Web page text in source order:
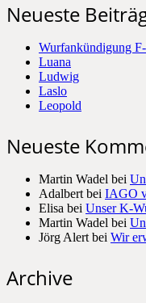
Neueste
Wurfankündigung
Luana
Ludwig
Laslo
Leopold
Neueste
Martin Wadel bei
Adalbert bei IAGO
Elisa bei Unser K-
Martin Wadel bei
Jörg Alert bei Wir
Archive